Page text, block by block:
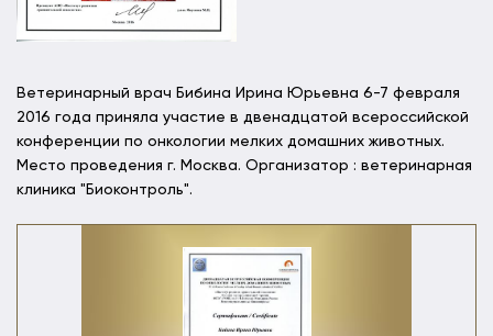
Ветеринарный врач Бибина Ирина Юрьевна 6-7 февраля
2016 года приняла участие в двенадцатой всероссийской
конференции по онкологии мелких домашних животных.
Место проведения г. Москва. Организатор : ветеринарная
клиника "Биоконтроль".